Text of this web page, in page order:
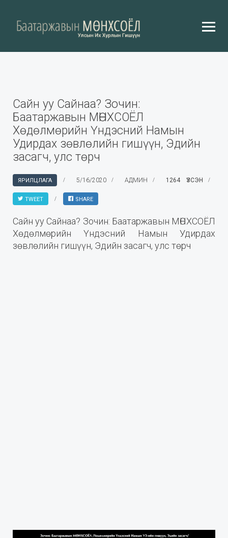
Сайн уу Сайнаа? Зочин:
Баатаржавын МӨНХСОЁЛ
Хөдөлмөрийн Үндэсний Намын
Удирдах зөвлөлийн гишүүн, Эдийн
засагч, улс төрч
ЯРИЛЦЛАГА 5/16/2020 АДМИН 1264 ҮЗСЭН
TWEET SHARE
Сайн уу Сайнаа? Зочин: Баатаржавын МӨНХСОЁЛ
Хөдөлмөрийн Үндэсний Намын Удирдах
зөвлөлийн гишүүн, Эдийн засагч, улс төрч